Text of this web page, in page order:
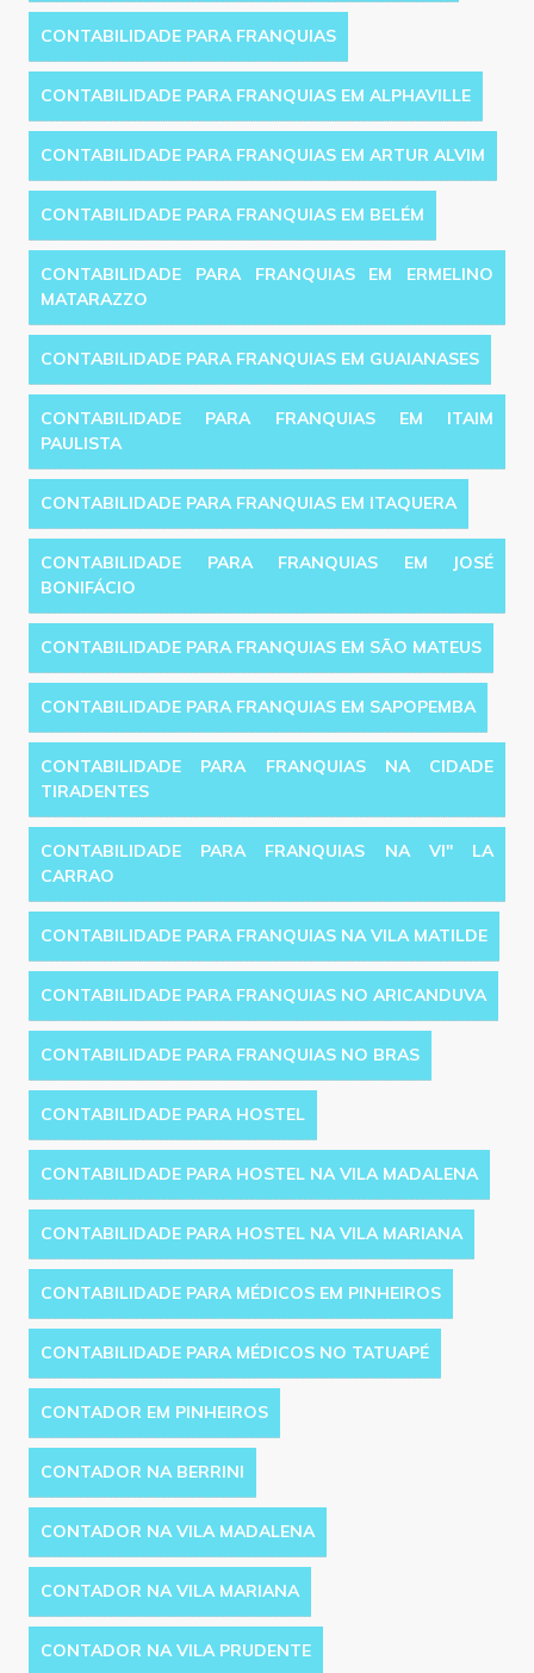
CONTABILIDADE PARA FRANQUIAS
CONTABILIDADE PARA FRANQUIAS EM ALPHAVILLE
CONTABILIDADE PARA FRANQUIAS EM ARTUR ALVIM
CONTABILIDADE PARA FRANQUIAS EM BELÉM
CONTABILIDADE PARA FRANQUIAS EM ERMELINO
MATARAZZO
CONTABILIDADE PARA FRANQUIAS EM GUAIANASES
CONTABILIDADE PARA FRANQUIAS EM ITAIM
PAULISTA
CONTABILIDADE PARA FRANQUIAS EM ITAQUERA
CONTABILIDADE PARA FRANQUIAS EM JOSÉ
BONIFÁCIO
CONTABILIDADE PARA FRANQUIAS EM SÃO MATEUS
CONTABILIDADE PARA FRANQUIAS EM SAPOPEMBA
CONTABILIDADE PARA FRANQUIAS NA CIDADE
TIRADENTES
CONTABILIDADE PARA FRANQUIAS NA VI'' LA
CARRAO
CONTABILIDADE PARA FRANQUIAS NA VILA MATILDE
CONTABILIDADE PARA FRANQUIAS NO ARICANDUVA
CONTABILIDADE PARA FRANQUIAS NO BRAS
CONTABILIDADE PARA HOSTEL
CONTABILIDADE PARA HOSTEL NA VILA MADALENA
CONTABILIDADE PARA HOSTEL NA VILA MARIANA
CONTABILIDADE PARA MÉDICOS EM PINHEIROS
CONTABILIDADE PARA MÉDICOS NO TATUAPÉ
CONTADOR EM PINHEIROS
CONTADOR NA BERRINI
CONTADOR NA VILA MADALENA
CONTADOR NA VILA MARIANA
CONTADOR NA VILA PRUDENTE